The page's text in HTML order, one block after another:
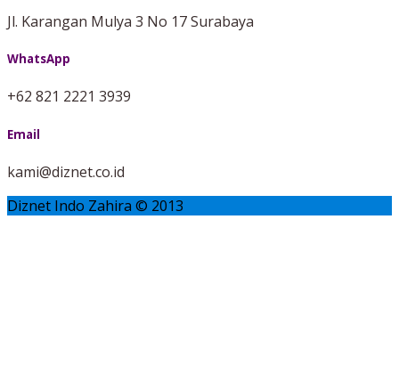
Jl. Karangan Mulya 3 No 17 Surabaya
WhatsApp
+62 821 2221 3939
Email
kami@diznet.co.id
Diznet Indo Zahira © 2013